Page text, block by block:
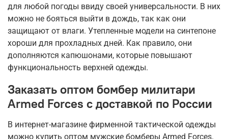
для любой погоды ввиду своей универсальности. В них
можно не бояться выйти в дождь, так как они
защищают от влаги. Утепленные модели на синтепоне
хороши для прохладных дней. Как правило, они
дополняются капюшонами, которые повышают
функциональность верхней одежды.
Заказать оптом бомбер милитари
Armed Forces с доставкой по России
В интернет-магазине фирменной тактической одежды
можно купить оптом мужские бомберы Armed Forces.